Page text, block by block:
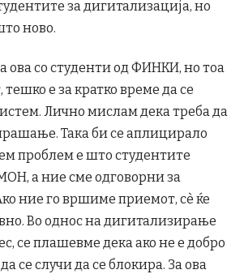
за дигитализација, но
ново.
ова со студенти од ФИНКИ, но тоа
тешко е за кратко време да се
Лично мислам дека треба да
Така би се аплицирало
проблем е што студентите
а ние сме одговорни за
ние го вршиме приемот, сè ќе
Во однос на дигитализирање
се плашевме дека ако не е добро
се случи да се блокира. За ова